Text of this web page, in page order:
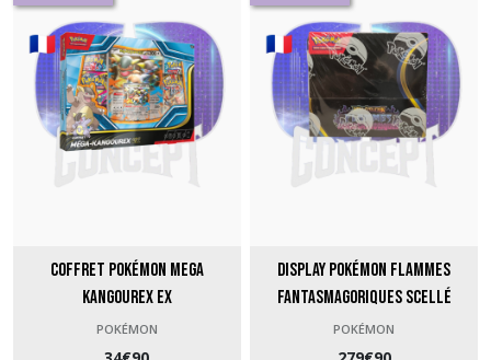
Coffret Pokémon Mega
Kangourex Ex
POKÉMON
Display Pokémon Flammes
Fantasmagoriques Scellé
POKÉMON